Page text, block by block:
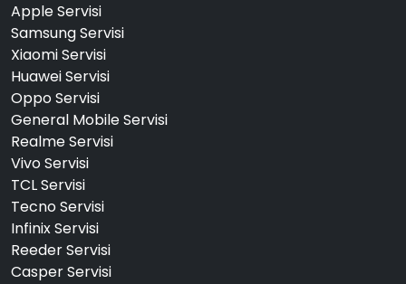
Apple Servisi
Samsung Servisi
Xiaomi Servisi
Huawei Servisi
Oppo Servisi
General Mobile Servisi
Realme Servisi
Vivo Servisi
TCL Servisi
Tecno Servisi
Infinix Servisi
Reeder Servisi
Casper Servisi